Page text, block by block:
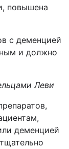
повышена
с деменцией
и должно
Леви
деменцией